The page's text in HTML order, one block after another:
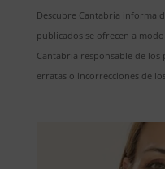
Descubre Cantabria informa
publicados se ofrecen a
Cantabria responsable de
erratas o incorrecciones de